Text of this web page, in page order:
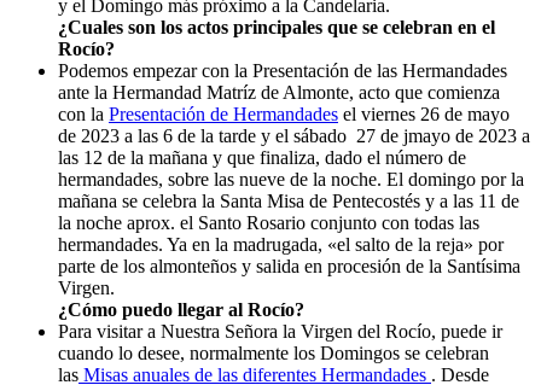
y el Domingo más próximo a la Candelaria.
¿Cuales son los actos principales que se celebran en el
Rocío?
Podemos empezar con la Presentación de las Hermandades
ante la Hermandad Matríz de Almonte, acto que comienza
con la Presentación de Hermandades el viernes 26 de mayo
de 2023 a las 6 de la tarde y el sábado 27 de jmayo de 2023 a
las 12 de la mañana y que finaliza, dado el número de
hermandades, sobre las nueve de la noche. El domingo por la
mañana se celebra la Santa Misa de Pentecostés y a las 11 de
la noche aprox. el Santo Rosario conjunto con todas las
hermandades. Ya en la madrugada, «el salto de la reja» por
parte de los almonteños y salida en procesión de la Santísima
Virgen.
¿Cómo puedo llegar al Rocío?
Para visitar a Nuestra Señora la Virgen del Rocío, puede ir
cuando lo desee, normalmente los Domingos se celebran
las Misas anuales de las diferentes Hermandades . Desde